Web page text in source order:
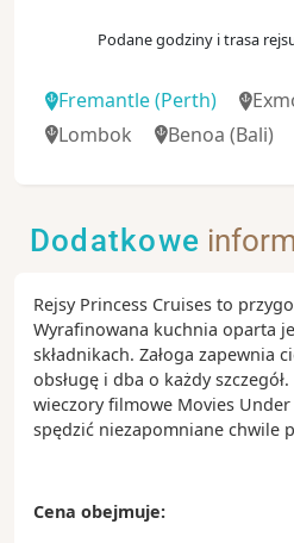
Podane godziny i trasa
Fremantle(Perth)
Lombok
Benoa (Bali)
Dodatkowe
Rejsy Princess Cruises to
Wyrafinowana kuchnia oparta
składnikach. Załoga zapewnia
obsługę i dba o każdy
wieczory filmowe Movies
spędzić niezapomniane chwile
Cena obejmuje: